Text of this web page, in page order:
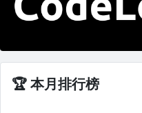
🏆本月排行榜